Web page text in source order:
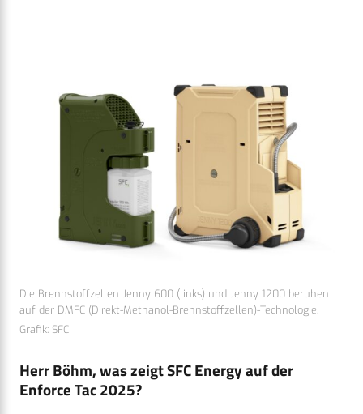
Die Brennstoffzellen Jenny 600 (links) und Jenny 1200 beruhen
auf der DMFC (Direkt-Methanol-Brennstoffzellen)-Technologie.
Grafik: SFC
Herr Böhm, was zeigt SFC Energy auf der
Enforce Tac 2025?